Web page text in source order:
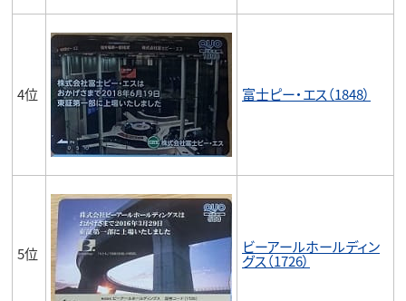
4位 富士ピー・エス（1848）
5位 ビーアールホールディン
グス（1726）